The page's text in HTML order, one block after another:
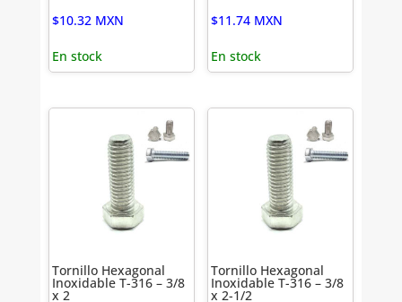
$10.32 MXN
En stock
$11.74 MXN
En stock
Tornillo Hexagonal
Inoxidable T-316 – 3/8
x 2
Tornillo Hexagonal
Inoxidable T-316 – 3/8
x 2-1/2